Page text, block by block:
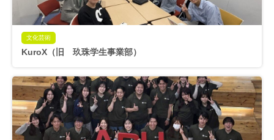
文化芸術
KuroX（旧 玖珠学生事業部）